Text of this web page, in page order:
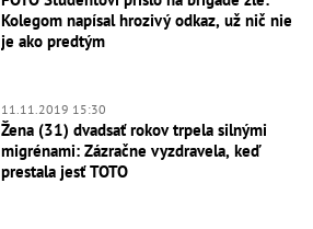
Kolegom napísal hrozivý odkaz, už nič nie
je ako predtým
11.11.2019 15:30
Žena (31) dvadsať rokov trpela silnými
migrénami: Zázračne vyzdravela, keď
prestala jesť TOTO